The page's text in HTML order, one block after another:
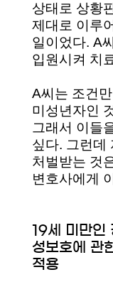
상태로 상황
제대로 이루
일이었다. A
입원시켜 치
A씨는 조건
미성년자인
그래서 이들
싶다. 그런데
처벌받는 것
변호사에게
19세 미만인
성보호에 관
적용